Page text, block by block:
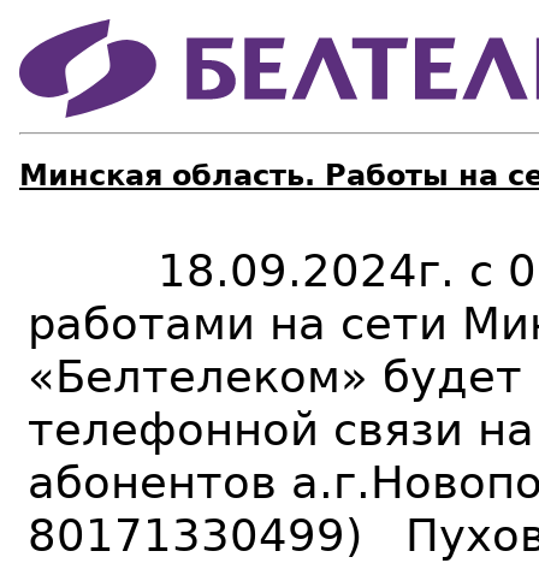
Минская область. Работы на
18.09.2024г. с
работами на сети
«Белтелеком»
телефонной связи
абонентов
80171330499)